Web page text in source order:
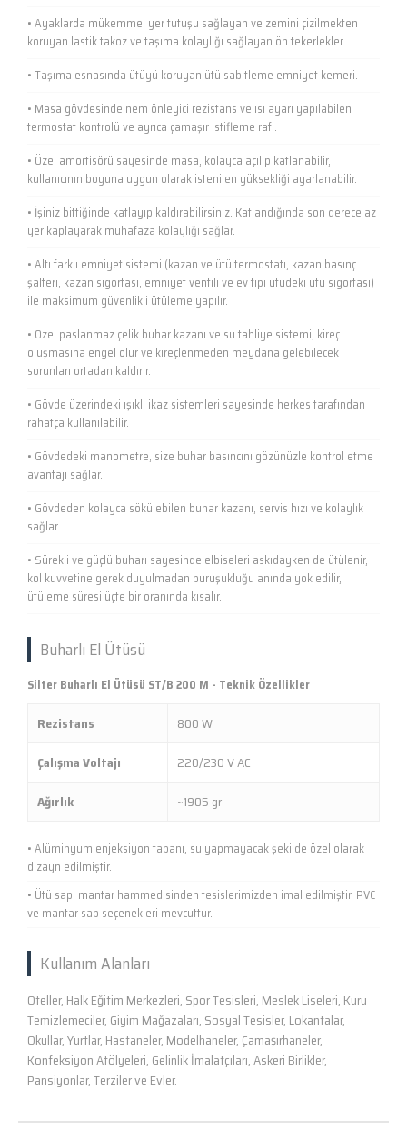
• Ayaklarda mükemmel yer tutuşu sağlayan ve zemini çizilmekten
koruyan lastik takoz ve taşıma kolaylığı sağlayan ön tekerlekler.
• Taşıma esnasında ütüyü koruyan ütü sabitleme emniyet kemeri.
• Masa gövdesinde nem önleyici rezistans ve ısı ayarı yapılabilen
termostat kontrolü ve ayrıca çamaşır istifleme rafı.
• Özel amortisörü sayesinde masa, kolayca açılıp katlanabilir,
kullanıcının boyuna uygun olarak istenilen yüksekliği ayarlanabilir.
• İşiniz bittiğinde katlayıp kaldırabilirsiniz. Katlandığında son derece az
yer kaplayarak muhafaza kolaylığı sağlar.
• Altı farklı emniyet sistemi (kazan ve ütü termostatı, kazan basınç
şalteri, kazan sigortası, emniyet ventili ve ev tipi ütüdeki ütü sigortası)
ile maksimum güvenlikli ütüleme yapılır.
• Özel paslanmaz çelik buhar kazanı ve su tahliye sistemi, kireç
oluşmasına engel olur ve kireçlenmeden meydana gelebilecek
sorunları ortadan kaldırır.
• Gövde üzerindeki ışıklı ikaz sistemleri sayesinde herkes tarafından
rahatça kullanılabilir.
• Gövdedeki manometre, size buhar basıncını gözünüzle kontrol etme
avantajı sağlar.
• Gövdeden kolayca sökülebilen buhar kazanı, servis hızı ve kolaylık
sağlar.
• Sürekli ve güçlü buharı sayesinde elbiseleri askıdayken de ütülenir,
kol kuvvetine gerek duyulmadan buruşukluğu anında yok edilir,
ütüleme süresi üçte bir oranında kısalır.
Buharlı El Ütüsü
Silter Buharlı El Ütüsü ST/B 200 M - Teknik Özellikler
Rezistans
800 W
Çalışma Voltajı
220/230 V AC
Ağırlık
~1905 gr
• Alüminyum enjeksiyon tabanı, su yapmayacak şekilde özel olarak
dizayn edilmiştir.
• Ütü sapı mantar hammedisinden tesislerimizden imal edilmiştir. PVC
ve mantar sap seçenekleri mevcuttur.
Kullanım Alanları
Oteller, Halk Eğitim Merkezleri, Spor Tesisleri, Meslek Liseleri, Kuru
Temizlemeciler, Giyim Mağazaları, Sosyal Tesisler, Lokantalar,
Okullar, Yurtlar, Hastaneler, Modelhaneler, Çamaşırhaneler,
Konfeksiyon Atölyeleri, Gelinlik İmalatçıları, Askeri Birlikler,
Pansiyonlar, Terziler ve Evler.